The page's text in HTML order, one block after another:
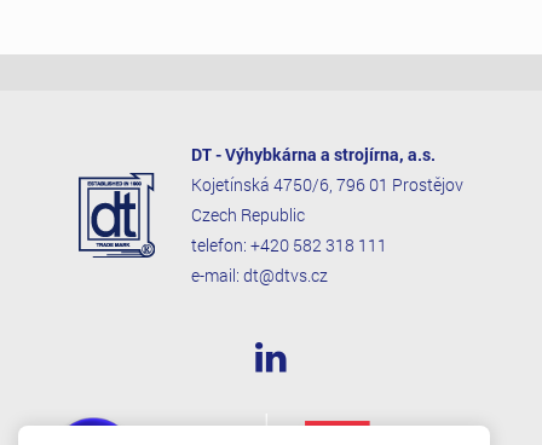
DT - Výhybkárna a strojírna, a.s.
Kojetínská 4750/6, 796 01 Prostějov
Czech Republic
telefon: +420 582 318 111
e-mail: dt@dtvs.cz